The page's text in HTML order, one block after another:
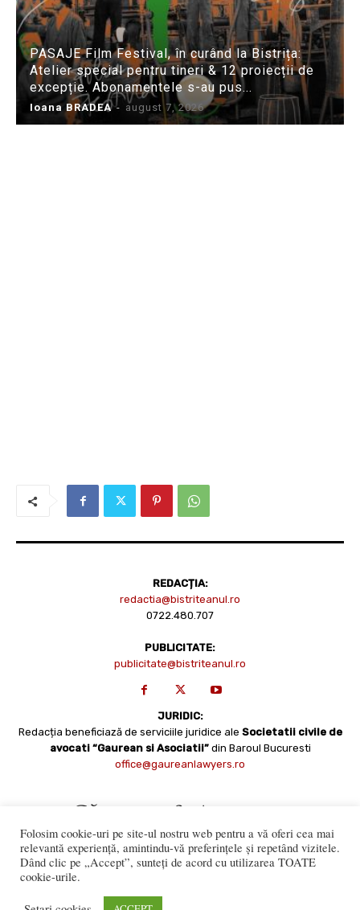
PASAJE Film Festival, în curând la Bistrița:
Atelier special pentru tineri & 12 proiecții de
excepție. Abonamentele s-au pus...
Ioana BRADEA - august 7, 2026
REDACȚIA:
redactia@bistriteanul.ro
0722.480.707
PUBLICITATE:
publicitate@bistriteanul.ro
JURIDIC:
Redacția beneficiază de serviciile juridice ale Societatii civile de
avocati “Gaurean si Asociatii” din Baroul Bucuresti
office@gaureanlawyers.ro
numai cu acordul expres al Bistriteanul.Ro. © Copyright 2008 -
Folosim cookie-uri pe site-ul nostru web pentru a vă oferi cea mai
relevantă experiență, amintindu-vă preferințele și repetând vizitele.
Dând clic pe „Accept”, sunteți de acord cu utilizarea TOATE
cookie-urile.